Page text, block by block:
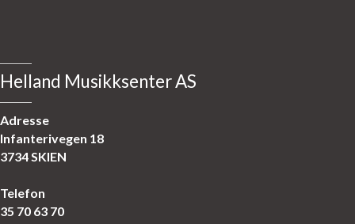
Helland Musikksenter AS
Adresse
Infanterivegen 18
3734 SKIEN
Telefon
35 70 63 70